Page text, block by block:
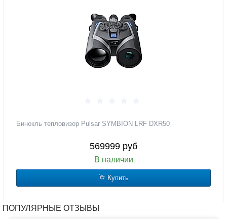
Бинокль тепловизор Pulsar SYMBION LRF DXR50
569999 руб
В наличии
Купить
ПОПУЛЯРНЫЕ ОТЗЫВЫ